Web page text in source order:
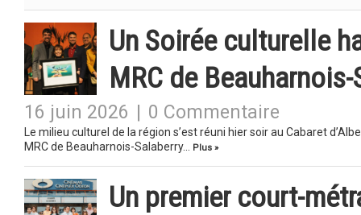
Un Soirée culturelle
MRC de
16 juin 2026 0 Commentaire
Le milieu culturel de la région s’est réuni hier soir au Cabaret
MRC de Beauharnois-Salaberry…
Plus »
Un premier court-